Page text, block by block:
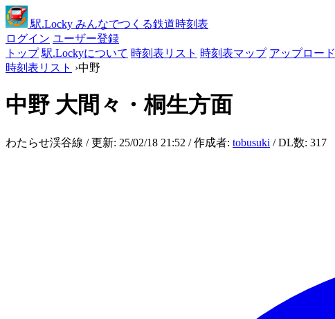
駅.Locky みんなでつくる鉄道時刻表
ログイン ユーザー登録
トップ 駅.Lockyについて 時刻表リスト 時刻表マップ アップロード
時刻表リスト ›中野
中野 大間々・桐生方面
わたらせ渓谷線 / 更新: 25/02/18 21:52 / 作成者: tobusuki / DL数: 317